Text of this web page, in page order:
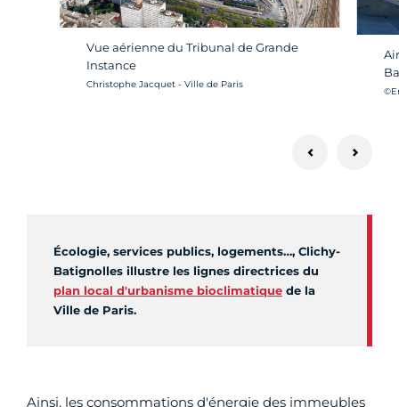
Vue aérienne du Tribunal de Grande
Instance
Crédit photo :
Christophe Jacquet - Ville de Paris
Écologie, services publics, logements…, Clichy-
Batignolles illustre les lignes directrices du
plan local d'urbanisme bioclimatique de la
Ville de Paris.
Ainsi, les consommations d'énergie des immeubles